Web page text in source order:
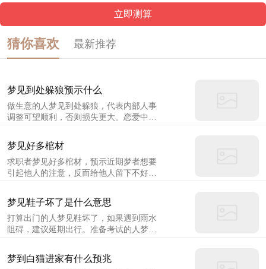
猜你喜欢 最新推荐
梦见到处躲狼预示什么
做生意的人梦见到处躲狼，代表内部人事
调整可望顺利，否则损失更大。恋爱中的
如愿成婚。本命年的人梦见到处躲狼，意
味着在求必得，顺利如意，慎防官司谣
言。
梦见好多棺材
求职者梦见好多棺材，预示近期梦者想要
引起他人的注意，反而给他人留下不好的
的财运不佳，你所投资的项目不要冒险，
否则会破财。单身者梦见好多棺材，预示
最近爱情方面会有不少勇敢表白的好时
机，被表白也是有可能的。若明若暗的情
朦胧的情感获得确定的答案。
梦见鞋子坏了是什么意思
打算出门的人梦见鞋坏了，如果遇到雨水
阻碍，建议延期出行。准备考试的人梦见
会影响考试成绩，很难被录取。创业的人
梦见鞋坏了，可能表示你的事业不能顺利
梦到白猫进家有什么预兆